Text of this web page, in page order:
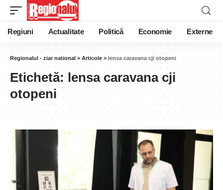
Regiuni Actualitate Politică Economie Externe
Regionalul - ziar national > Articole > lensa caravana cji otopeni
Etichetă: lensa caravana cji
otopeni